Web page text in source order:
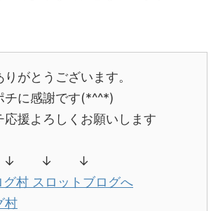
がとうございます。
チに感謝です(*^^*)
応援よろしくお願いします
↓ ↓
村